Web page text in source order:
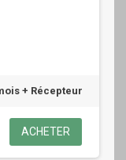
+ Récepteur
ACHETER